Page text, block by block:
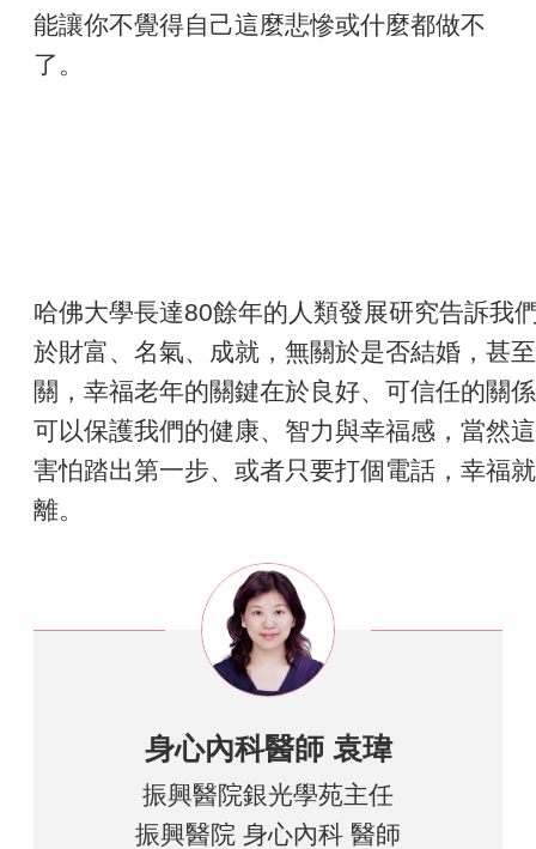
能讓你不覺得自己這麼悲慘或什麼都做不
了。
哈佛大學長達80餘年的人類發展研究告訴我
於財富、名氣、成就，無關於是否結婚，甚
關，幸福老年的關鍵在於良好、可信任的關
可以保護我們的健康、智力與幸福感，當然
害怕踏出第一步、或者只要打個電話，幸福
離。
身心內科醫師 袁瑋
振興醫院銀光學苑主任
振興醫院 身心內科 醫師